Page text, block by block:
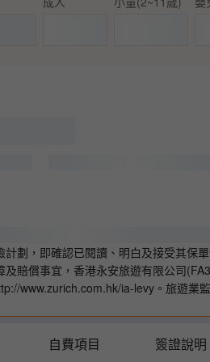
劃，即確認已閱讀、明白及接受其
賠償事宜，香港永安旅遊有限公司
www.zurich.com.hk/ia-levy。旅遊業
自費項目 簽證說明